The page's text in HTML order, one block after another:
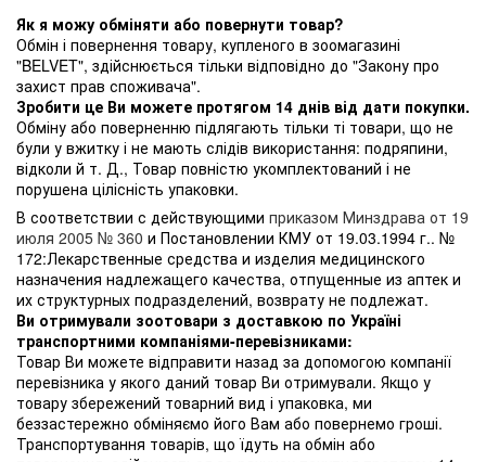
Як я можу обміняти або повернути товар?
Обмін і повернення товару, купленого в зоомагазині
"BELVET", здійснюється тільки відповідно до "Закону про
захист прав споживача".
Зробити це Ви можете протягом 14 днів від дати покупки.
Обміну або поверненню підлягають тільки ті товари, що не
були у вжитку і не мають слідів використання: подряпини,
відколи й т. Д., Товар повністю укомплектований і не
порушена цілісність упаковки.
В соответствии с действующими приказом Минздрава от 19
июля 2005 № 360 и Постановлении КМУ от 19.03.1994 г.. №
172:Лекарственные средства и изделия медицинского
назначения надлежащего качества, отпущенные из аптек и
их структурных подразделений, возврату не подлежат.
Ви отримували зоотовари з доставкою по Україні
транспортними компаніями-перевізниками:
Товар Ви можете відправити назад за допомогою компанії
перевізника у якого даний товар Ви отримували. Якщо у
товару збережений товарний вид і упаковка, ми
беззастережно обміняємо його Вам або повернемо гроші.
Транспортування товарів, що їдуть на обмін або